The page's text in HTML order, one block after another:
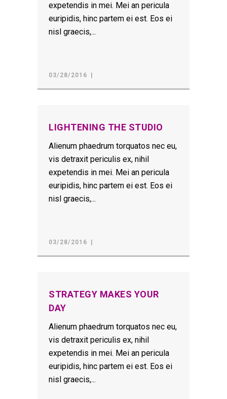
expetendis in mei. Mei an pericula
euripidis, hinc partem ei est. Eos ei
nisl graecis,...
03/28/2016
LIGHTENING THE STUDIO
Alienum phaedrum torquatos nec eu,
vis detraxit periculis ex, nihil
expetendis in mei. Mei an pericula
euripidis, hinc partem ei est. Eos ei
nisl graecis,...
03/28/2016
STRATEGY MAKES YOUR
DAY
Alienum phaedrum torquatos nec eu,
vis detraxit periculis ex, nihil
expetendis in mei. Mei an pericula
euripidis, hinc partem ei est. Eos ei
nisl graecis,...